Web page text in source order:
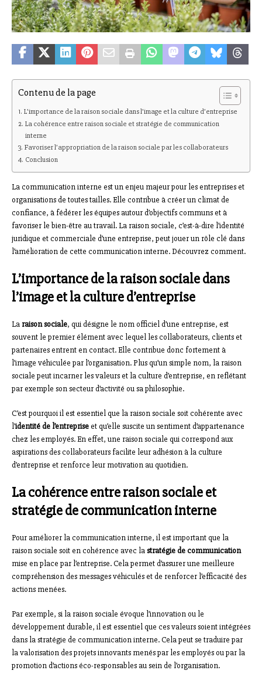
Contenu de la page
L’importance de la raison sociale dans l’image et la culture d’entreprise
La cohérence entre raison sociale et stratégie de communication
interne
Favoriser l’appropriation de la raison sociale par les collaborateurs
Conclusion
La communication interne est un enjeu majeur pour les entreprises et
organisations de toutes tailles. Elle contribue à créer un climat de
confiance, à fédérer les équipes autour d’objectifs communs et à
favoriser le bien-être au travail. La raison sociale, c’est-à-dire l’identité
juridique et commerciale d’une entreprise, peut jouer un rôle clé dans
l’amélioration de cette communication interne. Découvrez comment.
L’importance de la raison sociale dans
l’image et la culture d’entreprise
La raison sociale, qui désigne le nom officiel d’une entreprise, est
souvent le premier élément avec lequel les collaborateurs, clients et
partenaires entrent en contact. Elle contribue donc fortement à
l’image véhiculée par l’organisation. Plus qu’un simple nom, la raison
sociale peut incarner les valeurs et la culture d’entreprise, en reflétant
par exemple son secteur d’activité ou sa philosophie.
C’est pourquoi il est essentiel que la raison sociale soit cohérente avec
l’identité de l’entrepriseet qu’elle suscite un sentiment d’appartenance
chez les employés. En effet, une raison sociale qui correspond aux
aspirations des collaborateurs facilite leur adhésion à la culture
d’entreprise et renforce leur motivation au quotidien.
La cohérence entre raison sociale et
stratégie de communication interne
Pour améliorer la communication interne, il est important que la
raison sociale soit en cohérence avec lastratégie de communication
mise en place par l’entreprise. Cela permet d’assurer une meilleure
compréhension des messages véhiculés et de renforcer l’efficacité des
actions menées.
Par exemple, si la raison sociale évoque l’innovation ou le
développement durable, il est essentiel que ces valeurs soient intégrées
dans la stratégie de communication interne. Cela peut se traduire par
la valorisation des projets innovants menés par les employés ou par la
promotion d’actions éco-responsables au sein de l’organisation.